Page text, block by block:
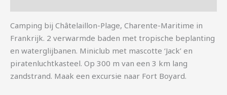
Camping bij Châtelaillon-Plage, Charente-Maritime in
Frankrijk. 2 verwarmde baden met tropische beplanting
en waterglijbanen. Miniclub met mascotte ‘Jack’ en
piratenluchtkasteel. Op 300 m van een 3 km lang
zandstrand. Maak een excursie naar Fort Boyard.